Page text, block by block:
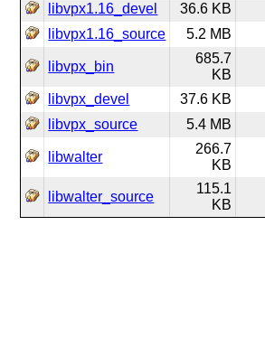
libvpx1.16_devel 36.6 KB
libvpx1.16_source
5.2 MB
libvpx_bin
685.7
KB
libvpx_devel 37.6 KB
libvpx_source
5.4 MB
libwalter
266.7
KB
libwalter_source
115.1
KB